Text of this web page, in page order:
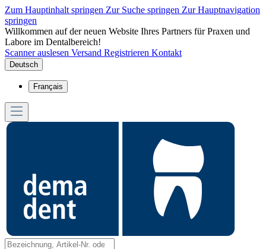
Zum Hauptinhalt springen Zur Suche springen Zur Hauptnavigation
springen
Willkommen auf der neuen Website Ihres Partners für Praxen und
Labore im Dentalbereich!
Scanner auslesen Versand Registrieren Kontakt
Deutsch
Français